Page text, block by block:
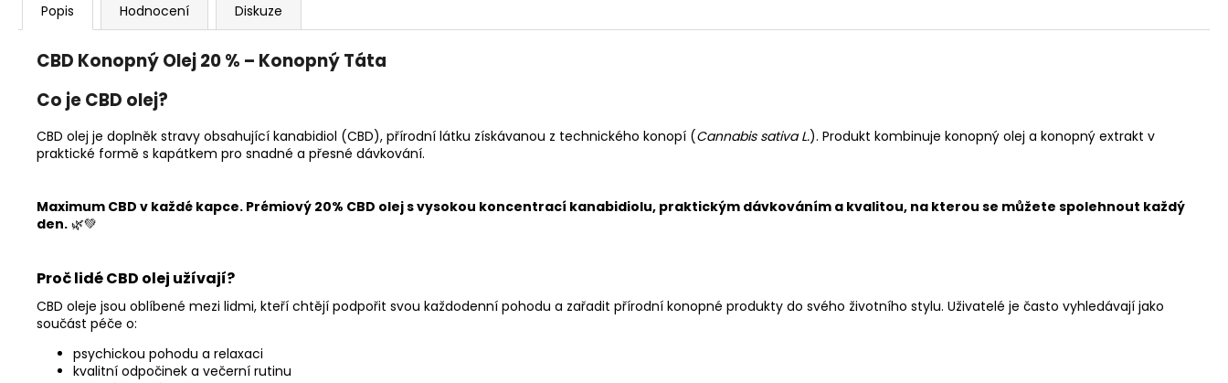
Popis Hodnocení Diskuze
CBD Konopný Olej 20 % – Konopný Táta
Co je CBD olej?
CBD olej je doplněk stravy obsahující kanabidiol (CBD), přírodní látku získávanou z technického konopí (Cannabis sativa L.). Produkt kombinuje konopný olej a konopný extrakt v
praktické formě s kapátkem pro snadné a přesné dávkování.
Maximum CBD v každé kapce. Prémiový 20% CBD olej s vysokou koncentrací kanabidiolu, praktickým dávkováním a kvalitou, na kterou se můžete spolehnout každý
den. 🌿💚
Proč lidé CBD olej užívají?
CBD oleje jsou oblíbené mezi lidmi, kteří chtějí podpořit svou každodenní pohodu a zařadit přírodní konopné produkty do svého životního stylu. Uživatelé je často vyhledávají jako
součást péče o:
psychickou pohodu a relaxaci
kvalitní odpočinek a večerní rutinu